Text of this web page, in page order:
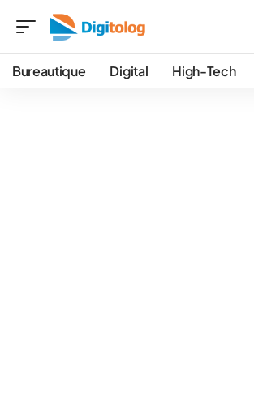
Bureautique Digital High-Tech